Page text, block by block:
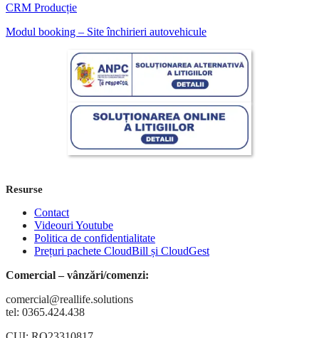
CRM Producție
Modul booking – Site închirieri autovehicule
Resurse
Contact
Videouri Youtube
Politica de confidentialitate
Prețuri pachete CloudBill și CloudGest
Comercial – vânzări/comenzi:
comercial@reallife.solutions
tel: 0365.424.438